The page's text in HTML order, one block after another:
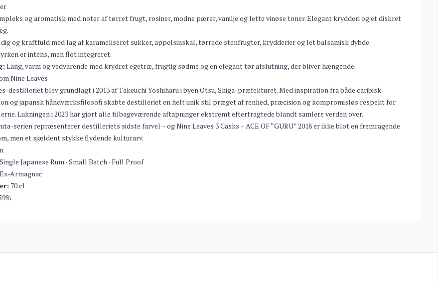
og aromatisk med noter af tørret frugt, rosiner, modne pærer, vanilje og lette vinøse toner. Elegant krydderi og et diskret
og kraftfuld med lag af karameliseret sukker, appelsinskal, tørrede stenfrugter, krydderier og let balsamisk dybde.
er intens, men flot integreret.
Lang, varm og vedvarende med krydret egetræ, frugtig sødme og en elegant tør afslutning, der bliver hængende.
Nine Leaves
destilleriet blev grundlagt i 2013 af Takeuchi Yoshiharu i byen Otsu, Shiga-præfekturet. Med inspiration fra både caribisk
og japansk håndværksfilosofi skabte destilleriet en helt unik stil præget af renhed, præcision og kompromisløs respekt for
Lukningen i 2023 har gjort alle tilbageværende aftapninger ekstremt eftertragtede blandt samlere verden over.
serien repræsenterer destilleriets sidste farvel – og Nine Leaves 3 Casks – ACE OF “GURU” 2018 er ikke blot en fremragende
men et sjældent stykke flydende kulturarv.
Japanese Rum · Small Batch · Full Proof
Ex-Armagnac
70 cl